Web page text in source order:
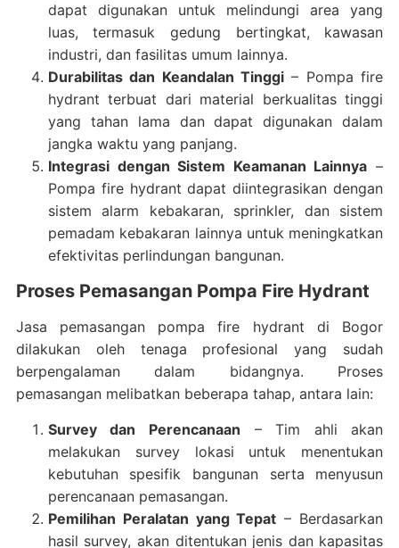
dapat digunakan untuk melindungi area yang
luas, termasuk gedung bertingkat, kawasan
industri, dan fasilitas umum lainnya.
Durabilitas dan Keandalan Tinggi – Pompa fire
hydrant terbuat dari material berkualitas tinggi
yang tahan lama dan dapat digunakan dalam
jangka waktu yang panjang.
Integrasi dengan Sistem Keamanan Lainnya –
Pompa fire hydrant dapat diintegrasikan dengan
sistem alarm kebakaran, sprinkler, dan sistem
pemadam kebakaran lainnya untuk meningkatkan
efektivitas perlindungan bangunan.
Proses Pemasangan Pompa Fire Hydrant
Jasa pemasangan pompa fire hydrant di Bogor
dilakukan oleh tenaga profesional yang sudah
berpengalaman dalam bidangnya. Proses
pemasangan melibatkan beberapa tahap, antara lain:
Survey dan Perencanaan – Tim ahli akan
melakukan survey lokasi untuk menentukan
kebutuhan spesifik bangunan serta menyusun
perencanaan pemasangan.
Pemilihan Peralatan yang Tepat – Berdasarkan
hasil survey, akan ditentukan jenis dan kapasitas